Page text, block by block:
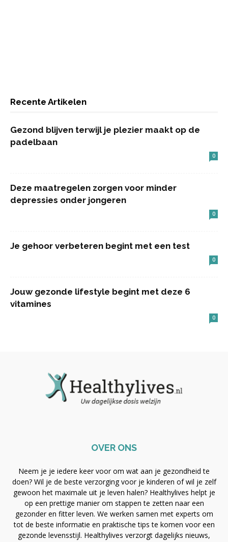
Recente Artikelen
Gezond blijven terwijl je plezier maakt op de
padelbaan
0
Deze maatregelen zorgen voor minder
depressies onder jongeren
0
Je gehoor verbeteren begint met een test
0
Jouw gezonde lifestyle begint met deze 6
vitamines
0
OVER ONS
Neem je je iedere keer voor om wat aan je gezondheid te
doen? Wil je de beste verzorging voor je kinderen of wil je zelf
gewoon het maximale uit je leven halen? Healthylives helpt je
op een prettige manier om stappen te zetten naar een
gezonder en fitter leven. We werken samen met experts om
tot de beste informatie en praktische tips te komen voor een
gezonde levensstijl. Healthylives verzorgt dagelijks nieuws,